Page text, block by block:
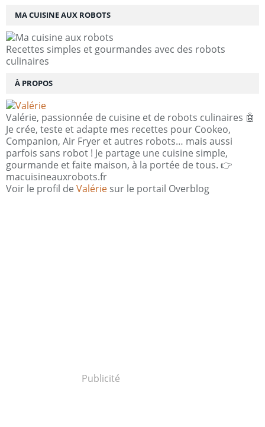
MA CUISINE AUX ROBOTS
Recettes simples et gourmandes avec des robots
culinaires
À PROPOS
Valérie, passionnée de cuisine et de robots culinaires 🤖
Je crée, teste et adapte mes recettes pour Cookeo,
Companion, Air Fryer et autres robots… mais aussi
parfois sans robot ! Je partage une cuisine simple,
gourmande et faite maison, à la portée de tous. 👉
macuisineauxrobots.fr
Voir le profil de Valérie sur le portail Overblog
Publicité